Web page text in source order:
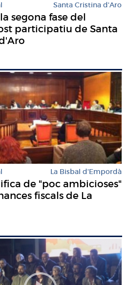
Santa Cristina d'Aro
segona fase del
participatiu de Santa
La Bisbal d'Empordà
de "poc ambicioses"
fiscals de La